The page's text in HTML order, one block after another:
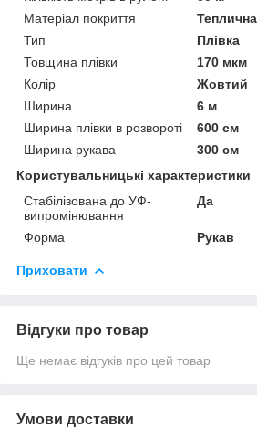
Матеріал покриття
Тип
Плівка
Товщина плівки
170 мкм
Колір
Жовтий
Ширина
6 м
Ширина плівки в розвороті
600 см
Ширина рукава
300 см
Користувальницькі характеристики
Стабілізована до УФ-
випромінювання
Да
Форма Рукав
Приховати
Відгуки про товар
Ще немає відгуків про цей товар
Умови доставки